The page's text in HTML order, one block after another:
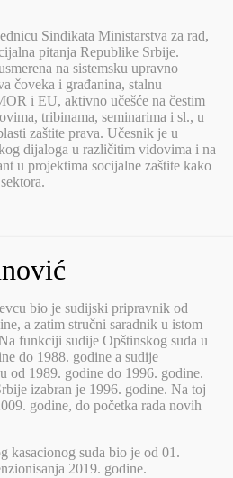
Sindikata Ministarstva za rad,
pitanja Republike Srbije.
na sistemsku upravno
čoveka i građanina, stalnu
i EU, aktivno učešće na čestim
tribinama, seminarima i sl., u
zaštite prava. Učesnik je u
dijaloga u različitim vidovima i na
u projektima socijalne zaštite kako
bio je sudijski pripravnik od
a zatim stručni saradnik u istom
funkciji sudije Opštinskog suda u
do 1988. godine a sudije
od 1989. godine do 1996. godine.
izabran je 1996. godine. Na toj
godine, do početka rada novih
kasacionog suda bio je od 01.
2019. godine.